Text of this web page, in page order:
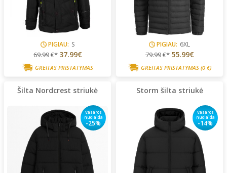
PIGIAU: S
69.99€* 37.99€
GREITAS PRISTATYMAS
PIGIAU: 6XL
79.99€* 55.99€
GREITAS PRISTATYMAS (0 €)
Šilta Nordcrest striukė
Vasaros
nuolaida
-25%
Storm šilta striukė
Vasaros
nuolaida
-14%